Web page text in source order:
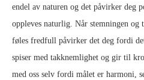
endel av naturen og det påvirker deg
oppleves naturlig. Når stemningen
føles fredfull påvirker det deg fordi
spiser med takknemlighet og gir til
med oss selv fordi målet er harmoni,